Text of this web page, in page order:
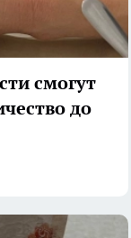
смогут
до